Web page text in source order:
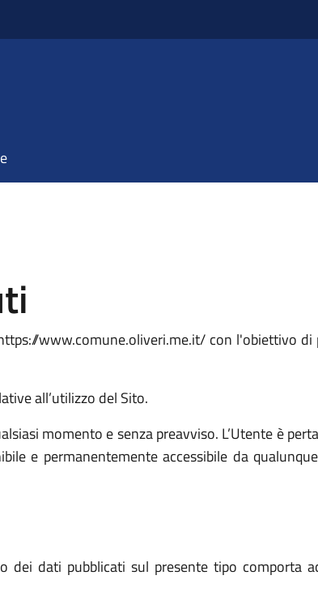
www.comune.oliveri.me.it/ con l'obiettivo
all’utilizzo del Sito.
momento e senza preavviso. L’Utente è
e permanentemente accessibile da
dei dati pubblicati sul presente tipo comporta